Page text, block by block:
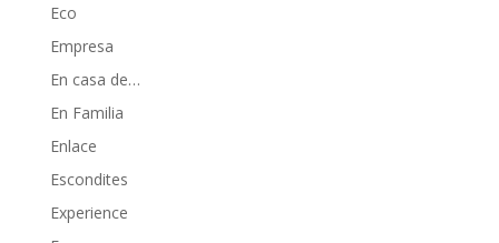
Eco
Empresa
En casa de…
En Familia
Enlace
Escondites
Experience